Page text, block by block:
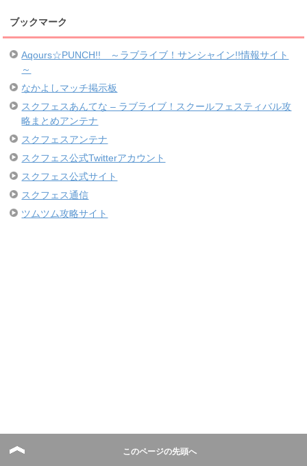
ブックマーク
Aqours☆PUNCH!! ～ラブライブ！サンシャイン!!情報サイト
～
なかよしマッチ掲示板
スクフェスあんてな – ラブライブ！スクールフェスティバル攻
略まとめアンテナ
スクフェスアンテナ
スクフェス公式Twitterアカウント
スクフェス公式サイト
スクフェス通信
ツムツム攻略サイト
このページの先頭へ